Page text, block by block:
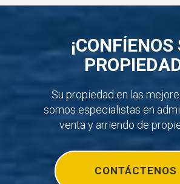
¡CONFÍENOS
Su propiedad en las
somos especialistas en
venta y arriendo de
CONTÁCTENOS